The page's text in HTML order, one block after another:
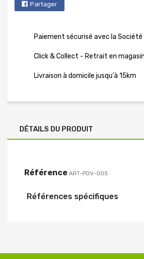
Partager
Paiement sécurisé avec la Société
Click & Collect - Retrait en magasin
Livraison à domicile jusqu'à 15km
DÉTAILS DU PRODUIT
Référence ART-POV-005
Références spécifiques